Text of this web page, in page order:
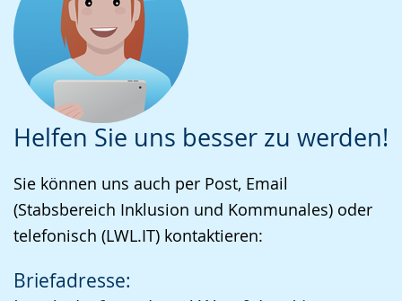
Helfen Sie uns besser zu werden!
Sie können uns auch per Post, Email
(Stabsbereich Inklusion und Kommunales) oder
telefonisch (LWL.IT) kontaktieren:
Briefadresse: